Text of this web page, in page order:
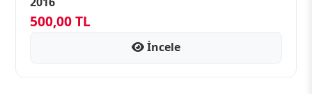
500,00 TL
İncele